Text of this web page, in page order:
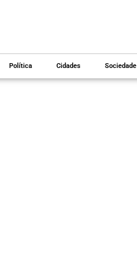
Política Cidades Sociedade